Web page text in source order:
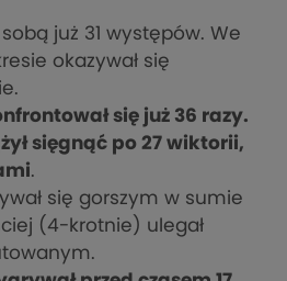
już 31 występów. We
okazywał się
się już 36 razy.
sięgnąć po 27 wiktorii,
.
się gorszym w sumie
(4-krotnie) ulegał